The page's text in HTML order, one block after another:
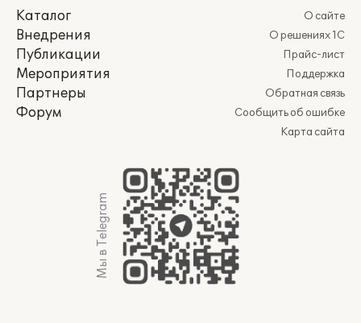
Каталог
Внедрения
Публикации
Мероприятия
Партнеры
Форум
О сайте
О решениях 1С
Прайс-лист
Поддержка
Обратная связь
Сообщить об ошибке
Карта сайта
Мы в Telegram